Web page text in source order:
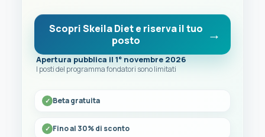
Scopri Skeila Diet e riserva il tuo
posto
Apertura pubblica il 1° novembre 2026
I posti del programma fondatori sono limitati
Beta gratuita
Fino al 30% di sconto